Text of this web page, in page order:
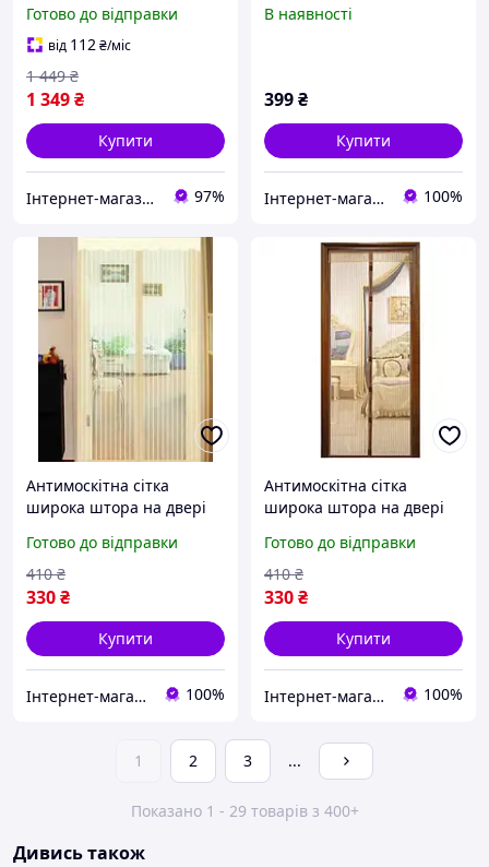
Готово до відправки
від 112₴/міс
1 349₴
1 449 ₴
Купити
Інтернет-магазин Ітакшоп 97%
В наявності
399₴
Купити
Інтернет-магазин "Дешевле Нет" 100%
Антимоскітна сітка
широка штора на двері
птахи пташки Бежева
Готово до відправки
330₴
410 ₴
Купити
Інтернет-магазин "Дешевле Нет" 100%
Антимоскітна сітка
широка штора на двері
птахи пташки Коричнева
Готово до відправки
330₴
410 ₴
Купити
Інтернет-магазин "Дешевле Нет" 100%
1 2 3 ...
Показано 1 - 29 товарів з 400+
Дивись також